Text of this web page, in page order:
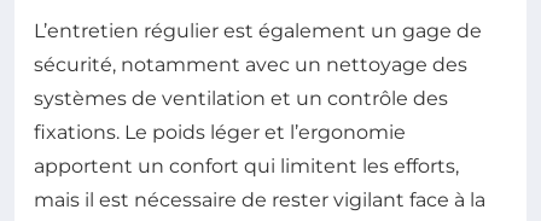
L’entretien régulier est également un gage de
sécurité, notamment avec un nettoyage des
systèmes de ventilation et un contrôle des
fixations. Le poids léger et l’ergonomie
apportent un confort qui limitent les efforts,
mais il est nécessaire de rester vigilant face à la